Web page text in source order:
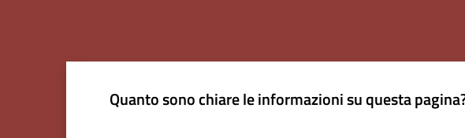
Quanto sono chiare le informazioni su questa